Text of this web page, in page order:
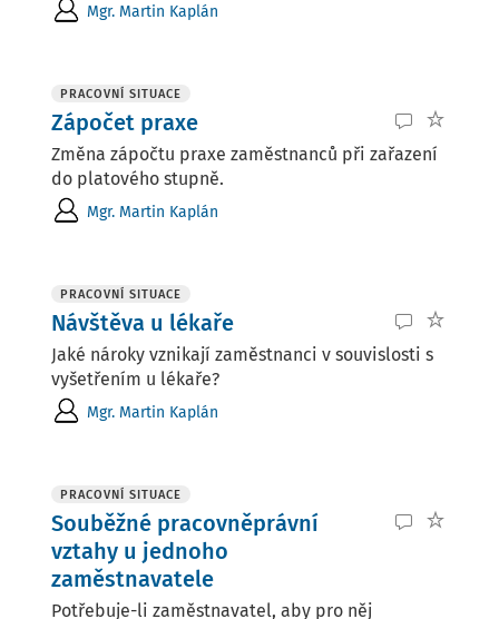
Mgr. Martin Kaplán
PRACOVNÍ SITUACE
Zápočet praxe
Změna zápočtu praxe zaměstnanců při zařazení
do platového stupně.
Mgr. Martin Kaplán
PRACOVNÍ SITUACE
Návštěva u lékaře
Jaké nároky vznikají zaměstnanci v souvislosti s
vyšetřením u lékaře?
Mgr. Martin Kaplán
PRACOVNÍ SITUACE
Souběžné pracovněprávní
vztahy u jednoho
zaměstnavatele
Potřebuje-li zaměstnavatel, aby pro něj